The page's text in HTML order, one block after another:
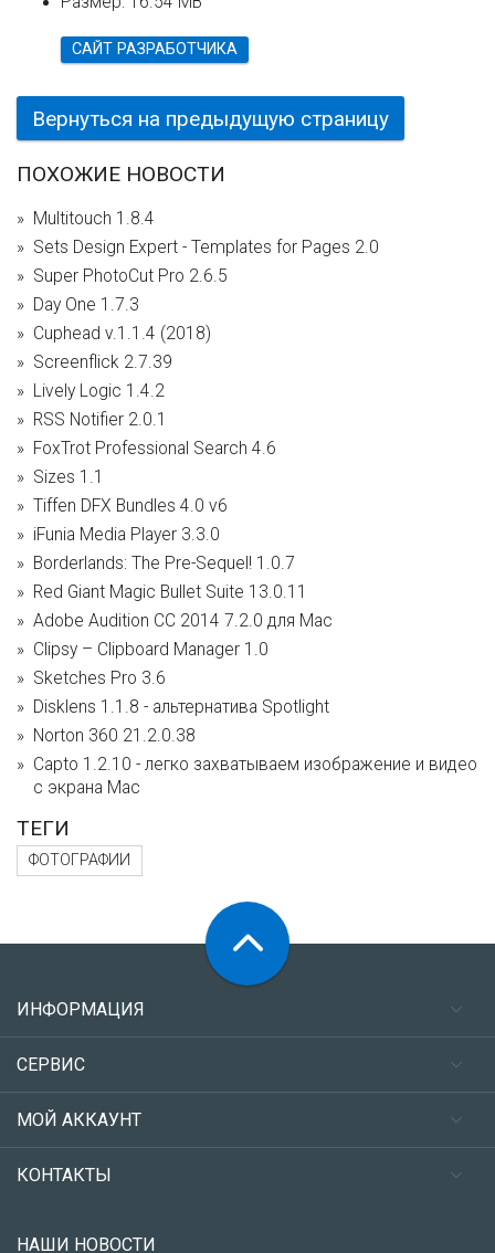
САЙТ РАЗРАБОТЧИКА
Вернуться на предыдущую страницу
ПОХОЖИЕ НОВОСТИ
Multitouch 1.8.4
Sets Design Expert - Templates for Pages 2.0
Super PhotoCut Pro 2.6.5
Day One 1.7.3
Cuphead v.1.1.4 (2018)
Screenflick 2.7.39
Lively Logic 1.4.2
RSS Notifier 2.0.1
FoxTrot Professional Search 4.6
Sizes 1.1
Tiffen DFX Bundles 4.0 v6
iFunia Media Player 3.3.0
Borderlands: The Pre-Sequel! 1.0.7
Red Giant Magic Bullet Suite 13.0.11
Adobe Audition CC 2014 7.2.0 для Mac
Clipsy – Clipboard Manager 1.0
Sketches Pro 3.6
Disklens 1.1.8 - альтернатива Spotlight
Norton 360 21.2.0.38
Capto 1.2.10 - легко захватываем изображение и видео
с экрана Mac
ТЕГИ
ФОТОГРАФИИ
ИНФОРМАЦИЯ
СЕРВИС
МОЙ АККАУНТ
КОНТАКТЫ
НАШИ НОВОСТИ